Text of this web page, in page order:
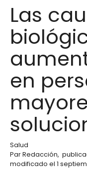
Las
en
Salud
ParRedacción,
modificado el 1